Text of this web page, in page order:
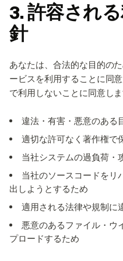
3. 許容され
針
あなたは、合法的な目的の
ービスを利用することに同
で利用しないことに同意しま
違法・有害・悪意のある
適切な許可なく著作権で
当社システムの過負荷・
当社のソースコードをリ
出しようとするため
適用される法律や規制に
悪意のあるファイル・ウ
プロードするため